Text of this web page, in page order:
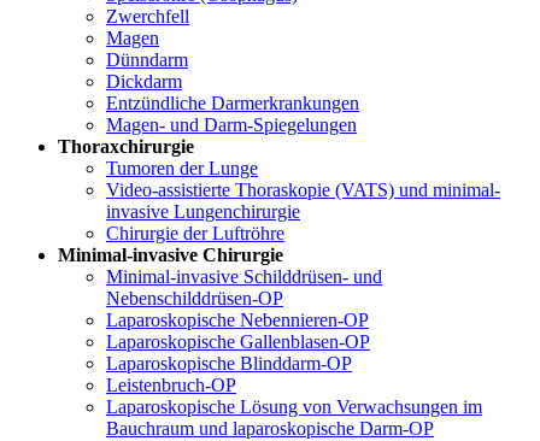
Zwerchfell
Magen
Dünndarm
Dickdarm
Entzündliche Darmerkrankungen
Magen- und Darm-Spiegelungen
Thoraxchirurgie
Tumoren der Lunge
Video-assistierte Thoraskopie (VATS) und minimal-
invasive Lungenchirurgie
Chirurgie der Luftröhre
Minimal-invasive Chirurgie
Minimal-invasive Schilddrüsen- und
Nebenschilddrüsen-OP
Laparoskopische Nebennieren-OP
Laparoskopische Gallenblasen-OP
Laparoskopische Blinddarm-OP
Leistenbruch-OP
Laparoskopische Lösung von Verwachsungen im
Bauchraum und laparoskopische Darm-OP